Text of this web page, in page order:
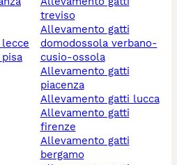
lecce
pisa
treviso
allevamento gatti
domodossola verbano-
cusio-ossola
allevamento gatti
piacenza
allevamento gatti lucca
allevamento gatti
firenze
allevamento gatti
bergamo